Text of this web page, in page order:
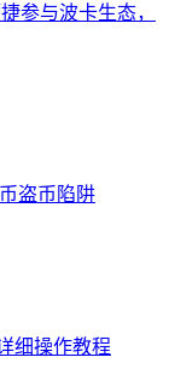
参与波卡生态，
盗币陷阱
细操作教程